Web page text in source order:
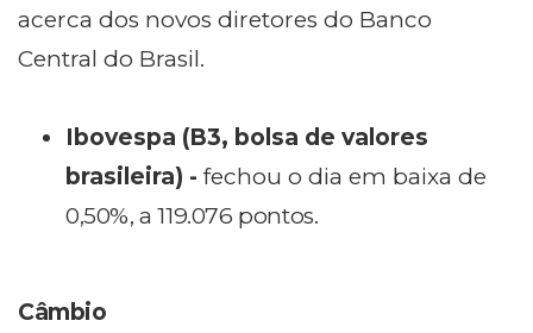
acerca dos novos diretores do Banco
Central do Brasil.
Ibovespa (B3, bolsa de valores
brasileira) - fechou o dia em baixa de
0,50%, a 119.076 pontos.
Câmbio